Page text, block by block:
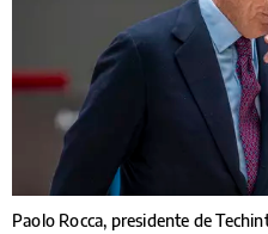
Paolo Rocca, presidente de